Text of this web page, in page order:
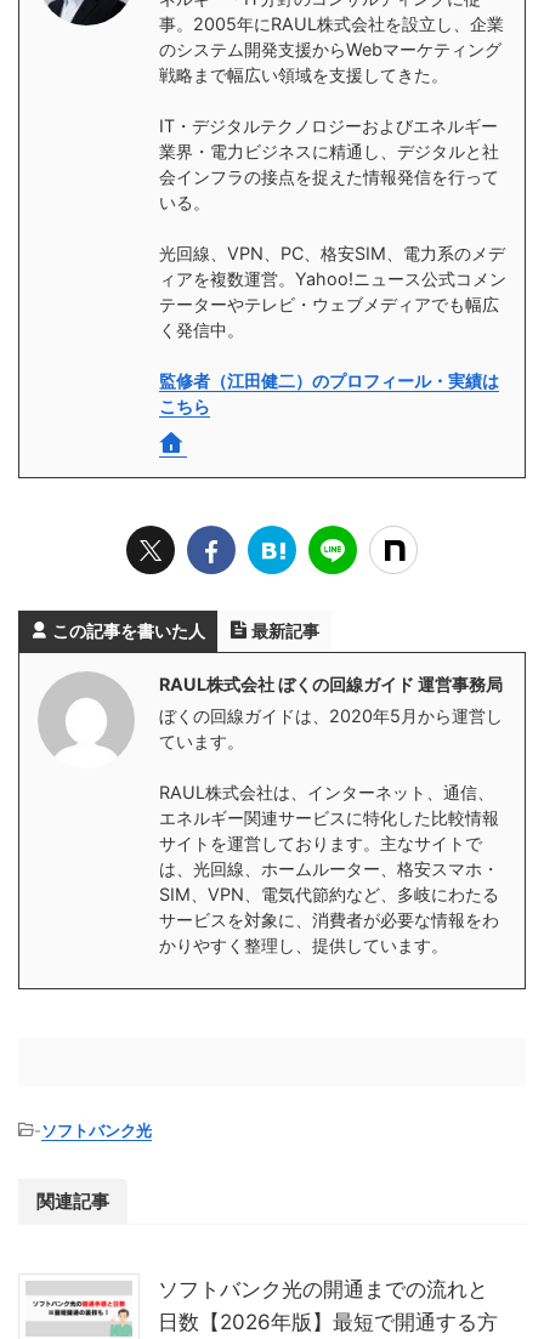
事。2005年にRAUL株式会社を設立し、企業
のシステム開発支援からWebマーケティング
戦略まで幅広い領域を支援してきた。
IT・デジタルテクノロジーおよびエネルギー
業界・電力ビジネスに精通し、デジタルと社
会インフラの接点を捉えた情報発信を行って
いる。
光回線、VPN、PC、格安SIM、電力系のメデ
ィアを複数運営。Yahoo!ニュース公式コメン
テーターやテレビ・ウェブメディアでも幅広
く発信中。
監修者（江田健二）のプロフィール・実績は
こちら
この記事を書いた人 最新記事
RAUL株式会社 ぼくの回線ガイド 運営事務局
ぼくの回線ガイドは、2020年5月から運営し
ています。
RAUL株式会社は、インターネット、通信、
エネルギー関連サービスに特化した比較情報
サイトを運営しております。主なサイトで
は、光回線、ホームルーター、格安スマホ・
SIM、VPN、電気代節約など、多岐にわたる
サービスを対象に、消費者が必要な情報をわ
かりやすく整理し、提供しています。
-ソフトバンク光
関連記事
ソフトバンク光の開通までの流れと
日数【2026年版】最短で開通する方